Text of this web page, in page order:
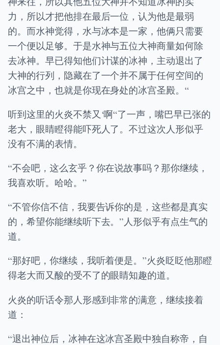
力，所以才把他排在最后一位，认为他是最弱
的。而水神觉得，水与冰本是一家，他俩只需要
一个便以足够。于是水神与五位大神商量如何除
去冰神。早已得知他们计谋的冰神，主动退出了
大神的行列，隐藏在了一个并不属于任何空间的
冰宫之中，也就是你现在身处的冰宫圣殿。“
听到这里的火炎不禁又‘啊“了一声，嘴巴早已张的
老大，眼睛瞪得能吓死人了。不过这次人形似乎
没有不满的表情。
“不会吧，这么玄乎？你在说故事吗？那你继续，
我喜欢听。哈哈。”
“不管你信不信，我要告诉你的是，这些都是真实
的，希望你能继续听下去。”人形似乎有点生气的
道。
“那好吧，你继续，我听着便是。”火炎眨眨他那瞪
得老大而又酸的受不了的眼睛知趣的道。
火炎的听话令那人形感到非常的满意，继续接着
道：
“退出神位后，冰神在这冰宫圣殿中独自称帝，自